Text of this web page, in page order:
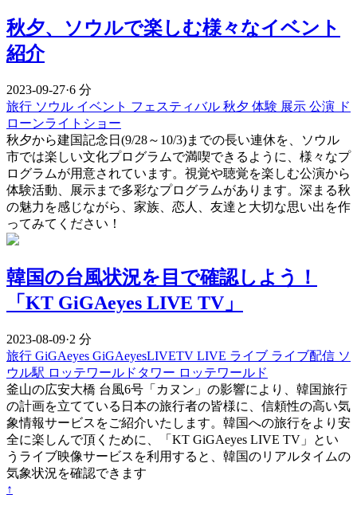
秋夕、ソウルで楽しむ様々なイベント
紹介
2023-09-27·6 分
旅行 ソウル イベント フェスティバル 秋夕 体験 展示 公演 ド
ローンライトショー
秋夕から建国記念日(9/28～10/3)までの長い連休を、ソウル
市では楽しい文化プログラムで満喫できるように、様々なプ
ログラムが用意されています。視覚や聴覚を楽しむ公演から
体験活動、展示まで多彩なプログラムがあります。深まる秋
の魅力を感じながら、家族、恋人、友達と大切な思い出を作
ってみてください！
韓国の台風状況を目で確認しよう！
「KT GiGAeyes LIVE TV」
2023-08-09·2 分
旅行 GiGAeyes GiGAeyesLIVETV LIVE ライブ ライブ配信 ソ
ウル駅 ロッテワールドタワー ロッテワールド
釜山の広安大橋 台風6号「カヌン」の影響により、韓国旅行
の計画を立てている日本の旅行者の皆様に、信頼性の高い気
象情報サービスをご紹介いたします。韓国への旅行をより安
全に楽しんで頂くために、「KT GiGAeyes LIVE TV」とい
うライブ映像サービスを利用すると、韓国のリアルタイムの
気象状況を確認できます
↑